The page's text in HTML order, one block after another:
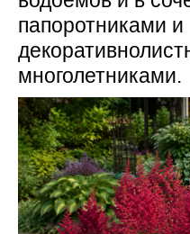
папоротниками и
многолетниками.